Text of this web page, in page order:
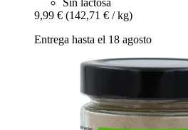
Sin lactosa
9,99 € (142,71 € / kg)
Entrega hasta el 18 agosto